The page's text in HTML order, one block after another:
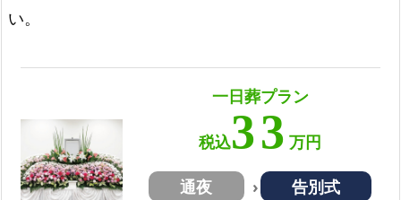
い。
一日葬プラン
税込33 万円
通夜 告別式